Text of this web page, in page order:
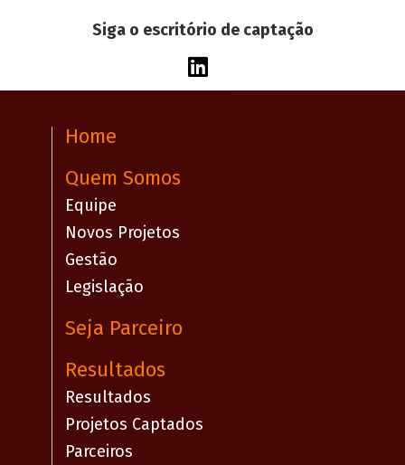
Siga o escritório de captação
Home
Quem Somos
Equipe
Novos Projetos
Gestão
Legislação
Seja Parceiro
Resultados
Resultados
Projetos Captados
Parceiros